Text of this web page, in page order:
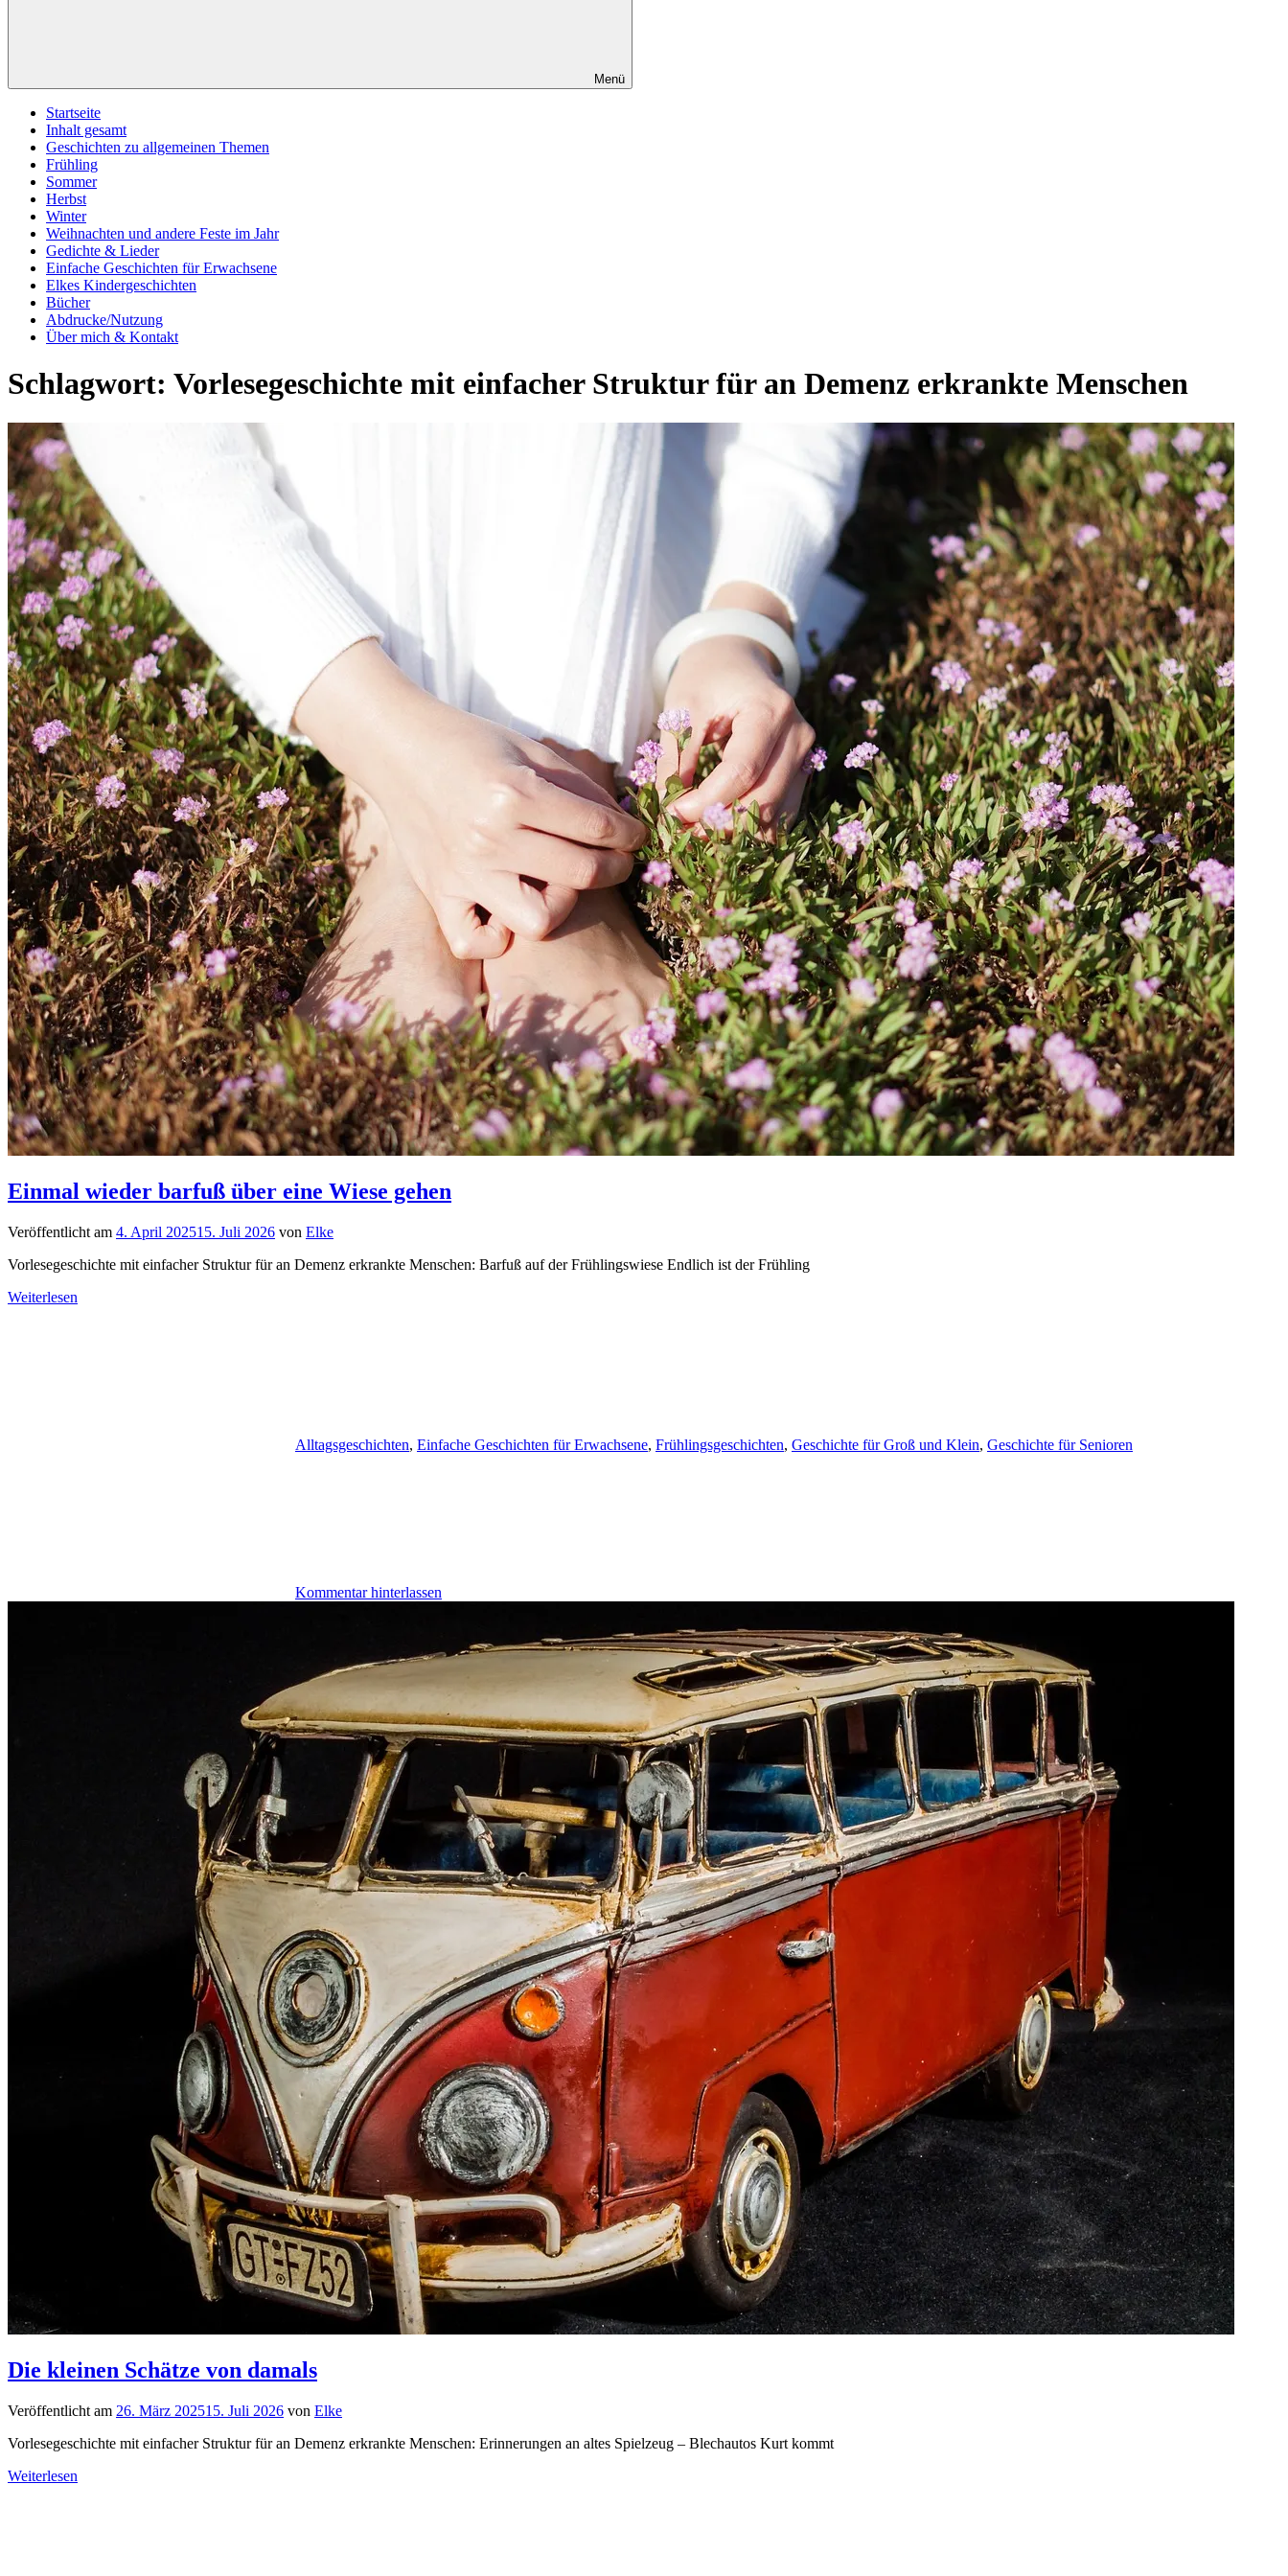
Menü
Startseite
Inhalt gesamt
Geschichten zu allgemeinen Themen
Frühling
Sommer
Herbst
Winter
Weihnachten und andere Feste im Jahr
Gedichte & Lieder
Einfache Geschichten für Erwachsene
Elkes Kindergeschichten
Bücher
Abdrucke/Nutzung
Über mich & Kontakt
Schlagwort: Vorlesegeschichte mit einfacher Struktur für an Demenz erkrankte Menschen
Einmal wieder barfuß über eine Wiese gehen
Veröffentlicht am 4. April 202515. Juli 2026 von Elke
Vorlesegeschichte mit einfacher Struktur für an Demenz erkrankte Menschen: Barfuß auf der Frühlingswiese Endlich ist der Frühling
Weiterlesen
Alltagsgeschichten, Einfache Geschichten für Erwachsene, Frühlingsgeschichten, Geschichte für Groß und Klein, Geschichte für Senioren
Kommentar hinterlassen
Die kleinen Schätze von damals
Veröffentlicht am 26. März 202515. Juli 2026 von Elke
Vorlesegeschichte mit einfacher Struktur für an Demenz erkrankte Menschen: Erinnerungen an altes Spielzeug – Blechautos Kurt kommt
Weiterlesen